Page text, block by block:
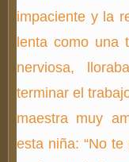
impaciente y la
lenta como una
nerviosa,
terminar el
maestra muy
esta niña: “No